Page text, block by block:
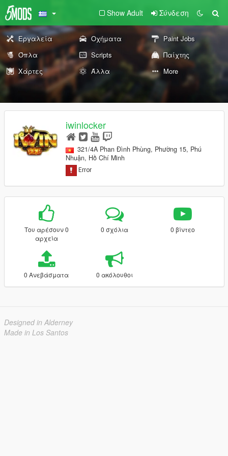
Show Adult Σύνδεση
Εργαλεία Οχήματα
Paint Jobs
Όπλα
Scripts
Παίχτης
Χάρτες
Άλλα More
iwinlocker
321/4A Phan Đình Phùng, Phường 15, Phú
Nhuận, Hồ Chí Minh
Του αρέσουν 0
αρχεία
0 σχόλια 0 βίντεο
0 Ανεβάσματα 0 ακόλουθοι
Designed in Alderney
Made in Los Santos